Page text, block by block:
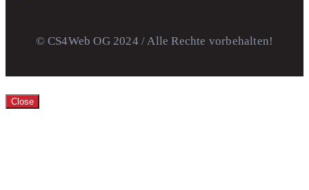
© CS4Web OG 2024 / Alle Rechte vorbehalten!
Close